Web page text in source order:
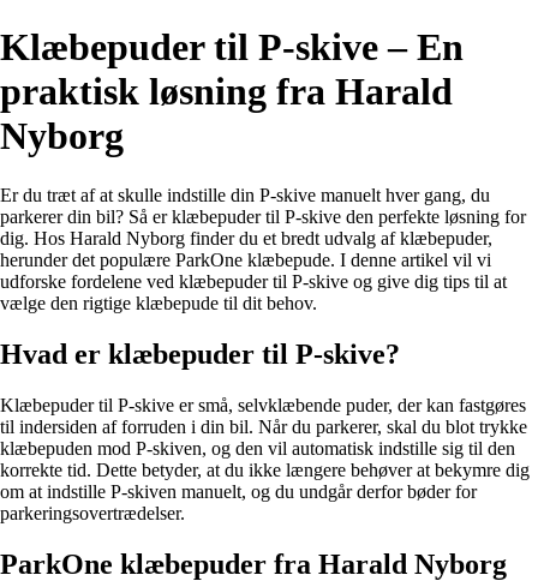
Klæbepuder til P-skive – En
praktisk løsning fra Harald
Nyborg
Er du træt af at skulle indstille din P-skive manuelt hver gang, du
parkerer din bil? Så er klæbepuder til P-skive den perfekte løsning for
dig. Hos Harald Nyborg finder du et bredt udvalg af klæbepuder,
herunder det populære ParkOne klæbepude. I denne artikel vil vi
udforske fordelene ved klæbepuder til P-skive og give dig tips til at
vælge den rigtige klæbepude til dit behov.
Hvad er klæbepuder til P-skive?
Klæbepuder til P-skive er små, selvklæbende puder, der kan fastgøres
til indersiden af forruden i din bil. Når du parkerer, skal du blot trykke
klæbepuden mod P-skiven, og den vil automatisk indstille sig til den
korrekte tid. Dette betyder, at du ikke længere behøver at bekymre dig
om at indstille P-skiven manuelt, og du undgår derfor bøder for
parkeringsovertrædelser.
ParkOne klæbepuder fra Harald Nyborg